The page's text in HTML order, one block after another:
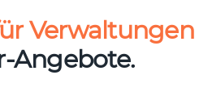
Verwaltungen
Angebote.